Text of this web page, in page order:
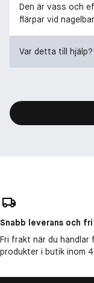
Den är vass och
flärpar vid
Var detta till hjälp?
Snabb leverans och
Fri frakt när du handlar
produkter i butik inom 4